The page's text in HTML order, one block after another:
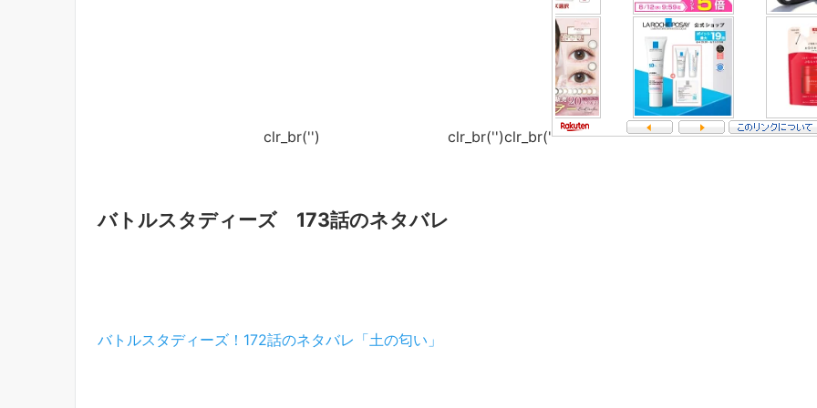
clr_br('') clr_br('')clr_br('
バトルスタディーズ 173話のネタバレ
バトルスタディーズ！172話のネタバレ「土の匂い」